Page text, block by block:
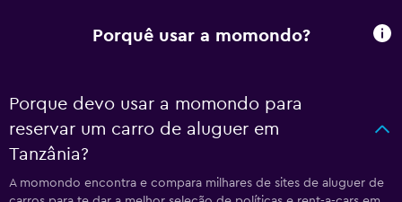
Porquê usar a momondo?
Porque devo usar a momondo para
reservar um carro de aluguer em
Tanzânia?
A momondo encontra e compara milhares de sites de aluguer de